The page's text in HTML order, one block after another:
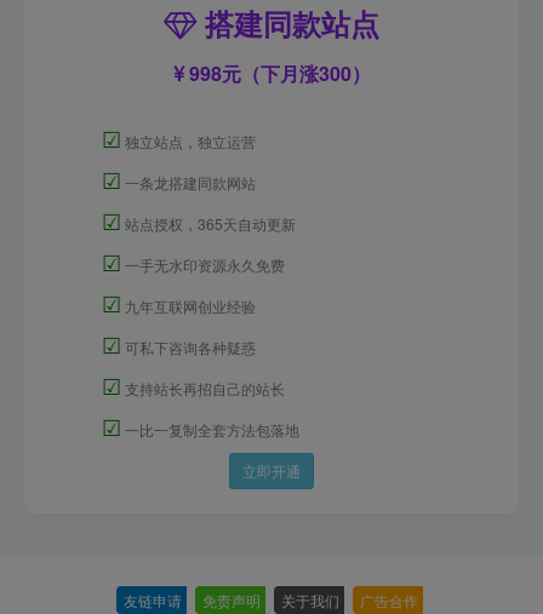
搭建同款站点
998元（下月涨300）
☑ 独立站点，独立运营
☑ 一条龙搭建同款网站
☑ 站点授权，365天自动更新
☑ 一手无水印资源永久免费
☑ 九年互联网创业经验
☑ 可私下咨询各种疑惑
☑ 支持站长再招自己的站长
☑ 一比一复制全套方法包落地
立即开通
友链申请 免责声明 关于我们 广告合作